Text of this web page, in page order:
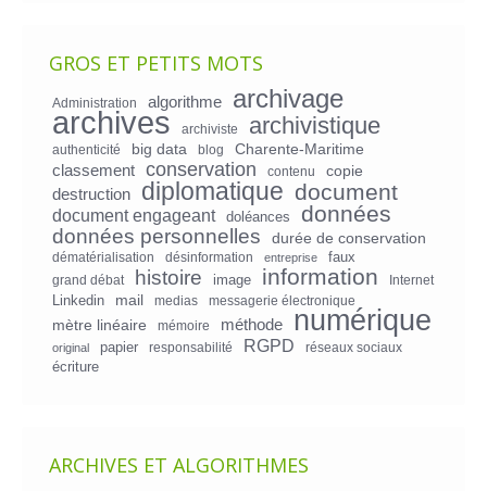
GROS ET PETITS MOTS
Administration algorithme archivage
archives archiviste archivistique
authenticité big data blog
Charente-Maritime
classement
conservation contenu
copie
destruction
diplomatique document
document engageant doléances données
données personnelles durée de conservation
dématérialisation désinformation entreprise faux
grand débat histoire image information Internet
Linkedin mail medias messagerie électronique
mètre linéaire mémoire méthode numérique
original papier responsabilité RGPD réseaux sociaux
écriture
ARCHIVES ET ALGORITHMES